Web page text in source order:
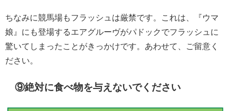
ちなみに競馬場もフラッシュは厳禁です。これは、『ウマ
娘』にも登場するエアグルーヴがパドックでフラッシュに
驚いてしまったことがきっかけです。あわせて、ご留意く
ださい。
⑨絶対に食べ物を与えないでください